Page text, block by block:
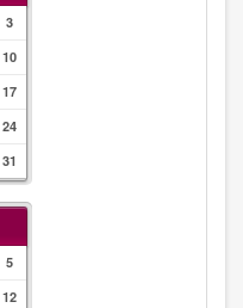
3
10
17
24
31
5
12